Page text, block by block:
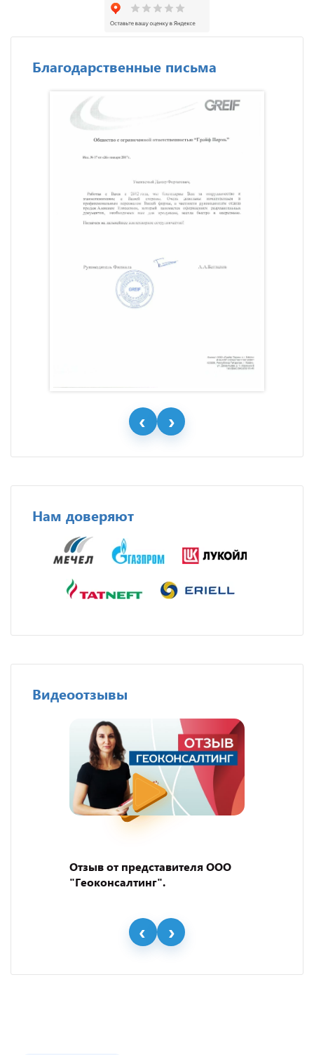
Благодарственные письма
Нам доверяют
Видеоотзывы
Отзыв от представителя ООО
"Геоконсалтинг".